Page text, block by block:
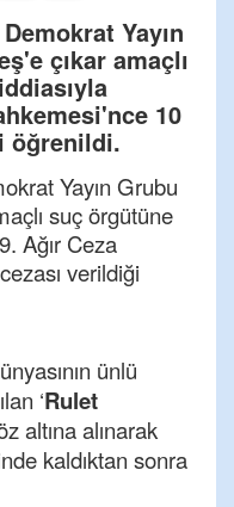
Yayın
çıkar amaçlı
10
öğrenildi.
Yayın Grubu
suç örgütüne
Ağır Ceza
verildiği
ünlü
‘Rulet
altına alınarak
kaldıktan sonra